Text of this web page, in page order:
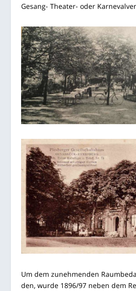
Gesang- Thea­ter- oder
Um dem zuneh­men­den
den, wur­de 1896/97 neben dem